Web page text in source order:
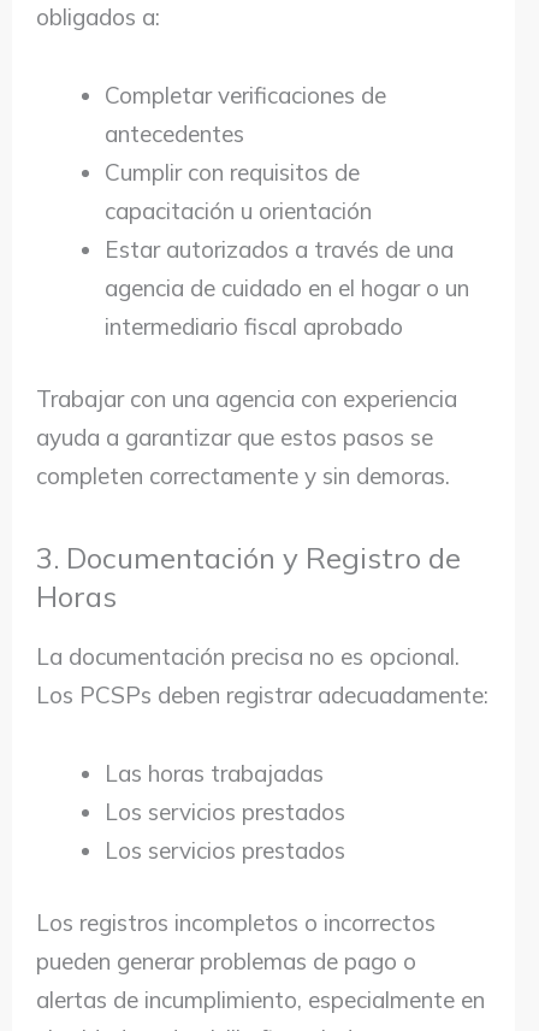
obligados a:
Completar verificaciones de
antecedentes
Cumplir con requisitos de
capacitación u orientación
Estar autorizados a través de una
agencia de cuidado en el hogar o un
intermediario fiscal aprobado
Trabajar con una agencia con experiencia
ayuda a garantizar que estos pasos se
completen correctamente y sin demoras.
3. Documentación y Registro de
Horas
La documentación precisa no es opcional.
Los PCSPs deben registrar adecuadamente:
Las horas trabajadas
Los servicios prestados
Los servicios prestados
Los registros incompletos o incorrectos
pueden generar problemas de pago o
alertas de incumplimiento, especialmente en